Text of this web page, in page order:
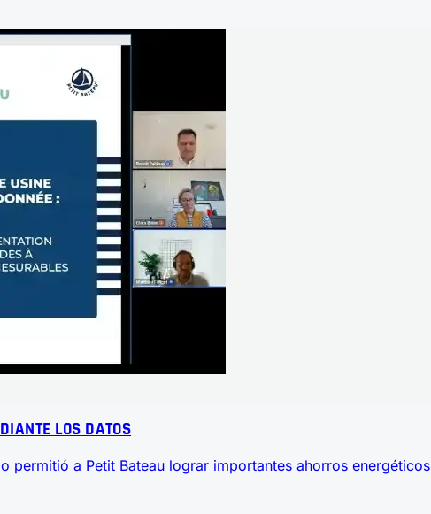
LOS DATOS
permitió a Petit Bateau lograr importantes ahorros energéticos